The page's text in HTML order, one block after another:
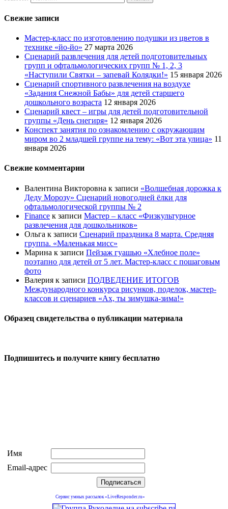
Свежие записи
Мастер-класс по изготовлению подушки из цветов в
технике «йо-йо» 27 марта 2026
Сценарий развлечения для детей подготовительных
групп и офтальмологических групп № 1, 2, 3
«Наступили Святки – запевай Колядки!» 15 января 2026
Сценарий спортивного развлечения на воздухе
«Задания Снежной Бабы» для детей старшего
дошкольного возраста 12 января 2026
Сценарий квест – игры для детей подготовительной
группы «День снегиря» 12 января 2026
Конспект занятия по ознакомлению с окружающим
миром во 2 младшей группе на тему: «Вот эта улица» 11
января 2026
Свежие комментарии
Валентина Викторовна к записи «Волшебная дорожка к
Деду Морозу» Сценарий новогодней ёлки для
офтальмологической группы № 2
Finance к записи Мастер – класс «Физкультурное
развлечения для дошкольников»
Ольга к записи Сценарий праздника 8 марта. Средняя
группа. «Маленькая мисс»
Марина к записи Пейзаж гуашью «Хлебное поле»
поэтапно для детей от 5 лет. Мастер-класс с пошаговым
фото
Валерия к записи ПОДВЕДЕНИЕ ИТОГОВ
Международного конкурса рисунков, поделок, мастер-
классов и сценариев «Ах, ты зимушка-зима!»
Образец свидетельства о публикации материала
Подпишитесь и получите книгу бесплатно
Имя
Email-адрес
Сервис умных рассылок «LiveResponder.ru»